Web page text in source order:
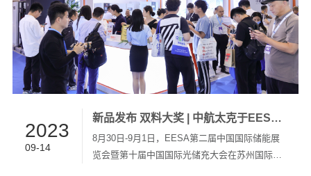
2023
09-14
新品发布 双料大奖 | 中航太克于EESA第二届储能展满载而归
8月30日-9月1日，EESA第二届中国国际储能展
览会暨第十届中国国际光储充大会在苏州国际博